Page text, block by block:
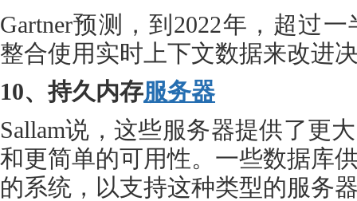
Gartner预测，到2022年，超过
整合使用实时上下文数据来改进
10、持久内存服务器
Sallam说，这些服务器提供了更
和更简单的可用性。一些数据库
的系统，以支持这种类型的服务